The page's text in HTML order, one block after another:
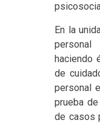
En la
haciendo
de
personal
prueba
de casos